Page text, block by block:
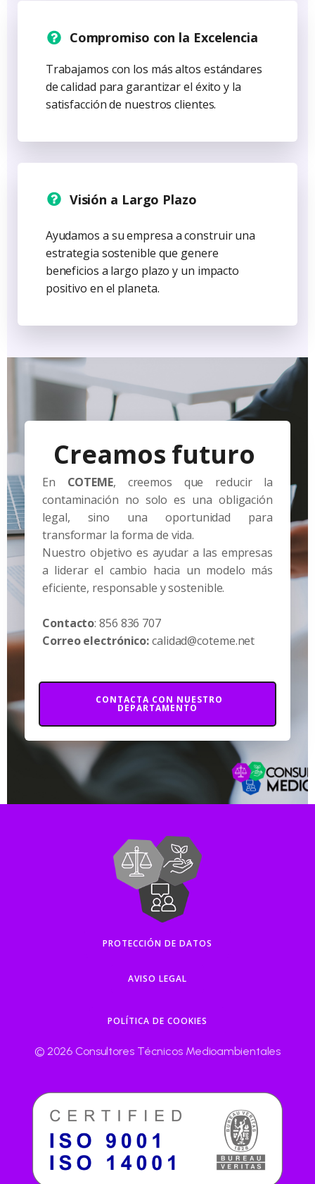
Compromiso con la Excelencia
Trabajamos con los más altos estándares
de calidad para garantizar el éxito y la
satisfacción de nuestros clientes.
Visión a Largo Plazo
Ayudamos a su empresa a construir una
estrategia sostenible que genere
beneficios a largo plazo y un impacto
positivo en el planeta.
Creamos futuro
En COTEME, creemos que reducir la
contaminación no solo es una obligación
legal, sino una oportunidad para
transformar la forma de vida.
Nuestro objetivo es ayudar a las empresas
a liderar el cambio hacia un modelo más
eficiente, responsable y sostenible.
Contacto: 856 836 707
Correo electrónico:calidad@coteme.net
CONTACTA CON NUESTRO
DEPARTAMENTO
PROTECCIÓN DE DATOS
AVISO LEGAL
POLÍTICA DE COOKIES
© 2026 Consultores Técnicos Medioambientales